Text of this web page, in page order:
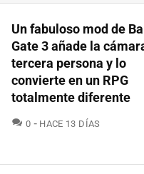
Un fabuloso mod de
Gate 3 añade la
tercera persona y lo
convierte en un RPG
totalmente diferente
0 COMENTARIOS
HACE 13 DÍAS